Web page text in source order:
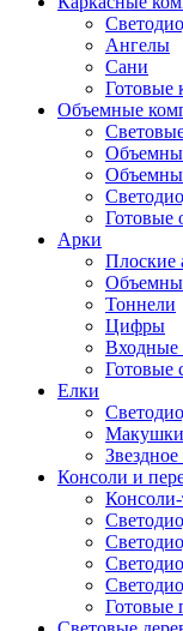
Ангелы
Сани
Готовые
Объемные
Готовые
Арки
Плоские
Тоннели
Цифры
Входные
Готовые
Елки
Макушки
Консоли и
Готовые